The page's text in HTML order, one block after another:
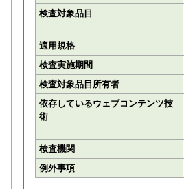
検査対象品目
適用規格
検査実施期間
検査対象品目所有者
依存しているウェブコンテンツ技
術
検査機関
例外事項